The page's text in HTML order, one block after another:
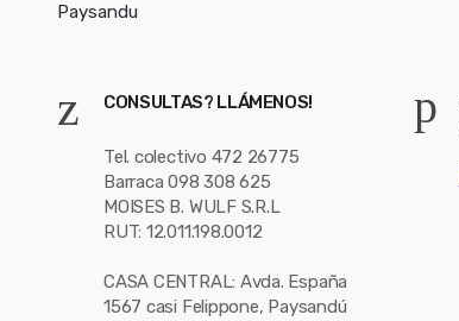
CONSULTAS? LLÁMENOS!
Tel. colectivo 472 26775
Barraca 098 308 625
MOISES B. WULF S.R.L
RUT: 12.011.198.0012
CASA CENTRAL: Avda. España
1567 casi Felippone, Paysandú